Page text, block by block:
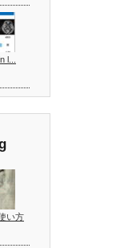
l...
い方